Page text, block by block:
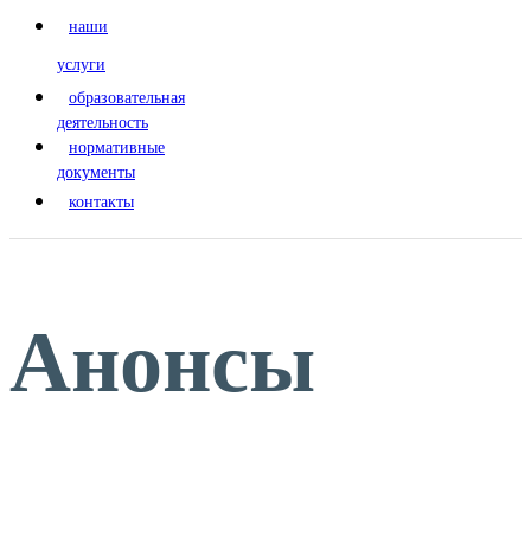
наши
услуги
образовательная
деятельность
нормативные
документы
контакты
Анонсы